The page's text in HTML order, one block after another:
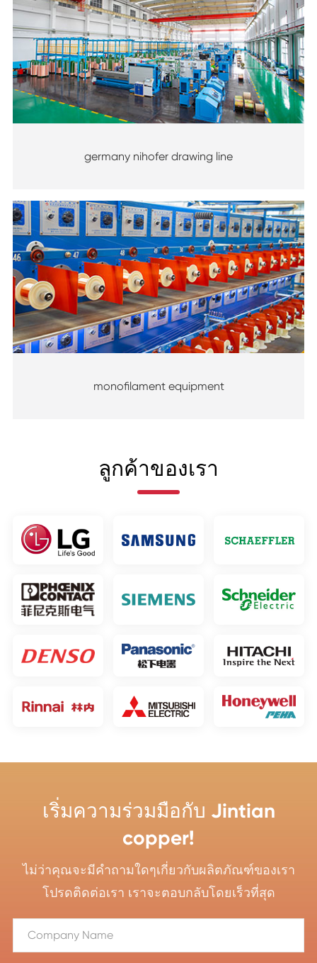
germany nihofer drawing line
monofilament equipment
ลูกค้าของเรา
เริ่มความร่วมมือกับ Jintian
copper!
ไม่ว่าคุณจะมีคำถามใดๆเกี่ยวกับผลิตภัณฑ์ของเรา
โปรดติดต่อเรา เราจะตอบกลับโดยเร็วที่สุด